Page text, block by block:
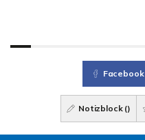
Facebook
Notizblock ()